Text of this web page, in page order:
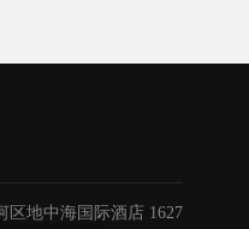
区地中海国际酒店 1627